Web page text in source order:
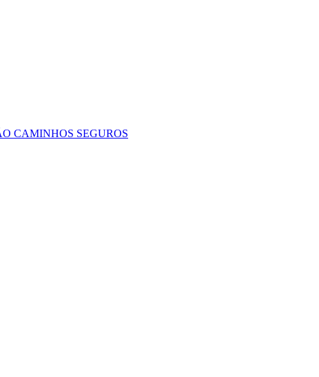
CAMINHOS SEGUROS